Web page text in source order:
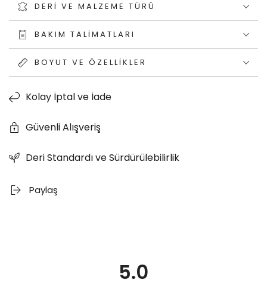
DERI VE MALZEME TÜRÜ
BAKIM TALIMATLARI
BOYUT VE ÖZELLIKLER
Kolay İptal ve İade
Güvenli Alışveriş
Deri Standardı ve Sürdürülebilirlik
Paylaş
5.0